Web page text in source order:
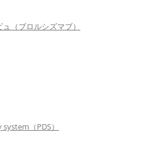
（ブロルシズマブ）
（PDS）